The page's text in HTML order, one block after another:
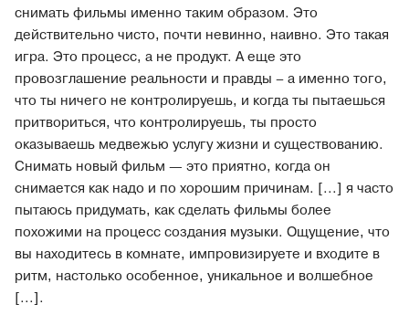
снимать фильмы именно таким образом. Это
действительно чисто, почти невинно, наивно. Это такая
игра. Это процесс, а не продукт. А еще это
провозглашение реальности и правды – а именно того,
что ты ничего не контролируешь, и когда ты пытаешься
притвориться, что контролируешь, ты просто
оказываешь медвежью услугу жизни и существованию.
Снимать новый фильм — это приятно, когда он
снимается как надо и по хорошим причинам. [...] я часто
пытаюсь придумать, как сделать фильмы более
похожими на процесс создания музыки. Ощущение, что
вы находитесь в комнате, импровизируете и входите в
ритм, настолько особенное, уникальное и волшебное
[...].